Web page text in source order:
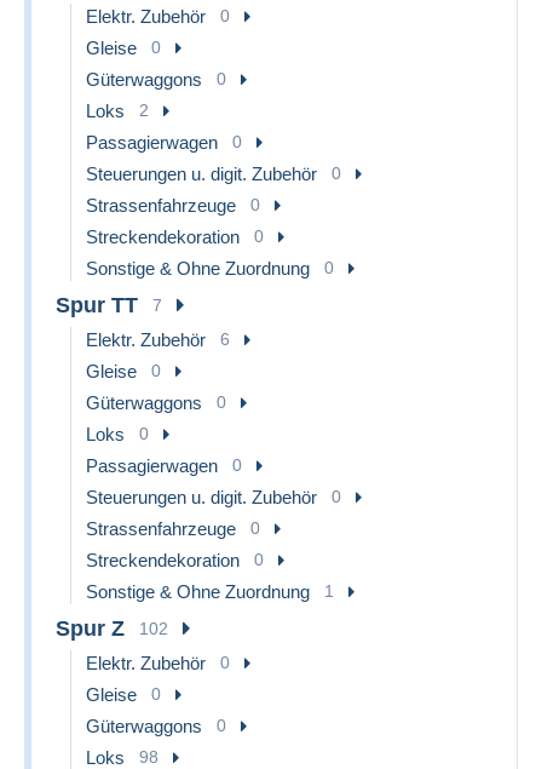
Elektr. Zubehör 0
Gleise 0
Güterwaggons 0
Loks 2
Passagierwagen 0
Steuerungen u. digit. Zubehör 0
Strassenfahrzeuge 0
Streckendekoration 0
Sonstige & Ohne Zuordnung 0
Spur TT 7
Elektr. Zubehör 6
Gleise 0
Güterwaggons 0
Loks 0
Passagierwagen 0
Steuerungen u. digit. Zubehör 0
Strassenfahrzeuge 0
Streckendekoration 0
Sonstige & Ohne Zuordnung 1
Spur Z 102
Elektr. Zubehör 0
Gleise 0
Güterwaggons 0
Loks 98